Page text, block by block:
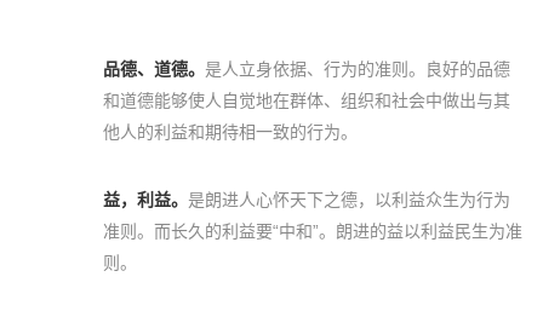
品德、道德。 是人立身依据、行为的准则。良好的品德
和道德能够使人自觉地在群体、组织和社会中做出与其
他人的利益和期待相一致的行为。
益，利益。 是朗进人心怀天下之德，以利益众生为行为
准则。而长久的利益要“中和”。朗进的益以利益民生为准
则。